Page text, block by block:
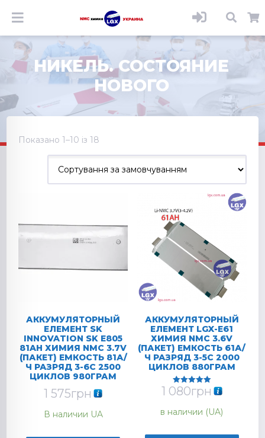
НИКЕЛЬ. СОСТОЯНИЕ
НОВОГО
Показано 1–10 із 18
АККУМУЛЯТОРНЫЙ
ЕЛЕМЕНТ SK
INNOVATION SK E805
81AH ХИМИЯ NMC 3.7V
(ПАКЕТ) ЕМКОСТЬ 81А/
Ч РАЗРЯД 3-6C 2500
ЦИКЛОВ 980ГРАМ
1 575грн
В наличии UA
АККУМУЛЯТОРНЫЙ
ЕЛЕМЕНТ LGX-E61
ХИМИЯ NMC 3.6V
(ПАКЕТ) ЕМКОСТЬ 61А/
Ч РАЗРЯД 3-5C 2000
ЦИКЛОВ 880ГРАМ
Оцінено в
5.00
1 080грн
в наличии (UA)